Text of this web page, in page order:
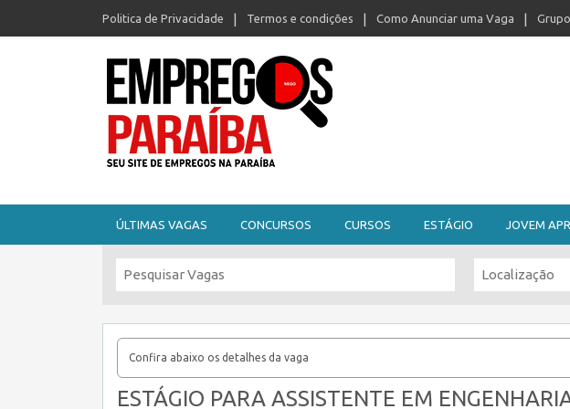
Politica de Privacidade Termos e condições Como Anunciar uma Vaga
ÚLTIMAS VAGAS CONCURSOS CURSOS ESTÁGIO JOVEM
Confira abaixo os detalhes da vaga
ESTÁGIO PARA ASSISTENTE EM